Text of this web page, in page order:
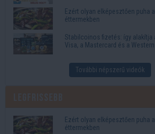
Ezért olyan elképesztően puha
éttermekben
Stabilcoinos fizetés: így alakítja
Visa, a Mastercard és a
További népszerű videók
Ezért olyan elképesztően puha
éttermekben